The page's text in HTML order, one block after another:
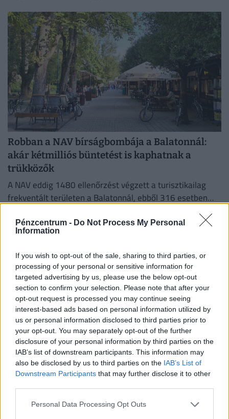
Pénzcentrum - Do Not Process My Personal
Information
If you wish to opt-out of the sale, sharing to third parties, or
processing of your personal or sensitive information for
targeted advertising by us, please use the below opt-out
section to confirm your selection. Please note that after your
opt-out request is processed you may continue seeing
interest-based ads based on personal information utilized by
us or personal information disclosed to third parties prior to
your opt-out. You may separately opt-out of the further
disclosure of your personal information by third parties on the
IAB’s list of downstream participants. This information may
also be disclosed by us to third parties on the IAB’s List of
Downstream Participants that may further disclose it to other
Personal Data Processing Opt Outs
Robban a NAV bírságbombája a Balatonnál:
akár kétmilliós büntetést is kaphatnak a
trükközők
A NAV eddig 1480 ellenőrzést végzett a turisztikailag
frekventált területen a Balatonnál, ebből 316 esetben
Teljesen megbénult az M1-es autópálya:
kilométeres a sor mindkét irányban, óriási a
káosz
Két baleset is nehezíti a közlekedést az M1-es
autópályán Herceghalomnál, jelentős torlódásra kell